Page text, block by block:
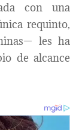
con una
requinto,
les ha
de alcance